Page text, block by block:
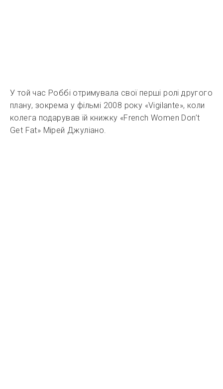
У той час Роббі отримувала свої перші ролі другого
плану, зокрема у фільмі 2008 року «Vigilante», коли
колега подарував їй книжку «French Women Don’t
Get Fat» Мірей Джуліано.